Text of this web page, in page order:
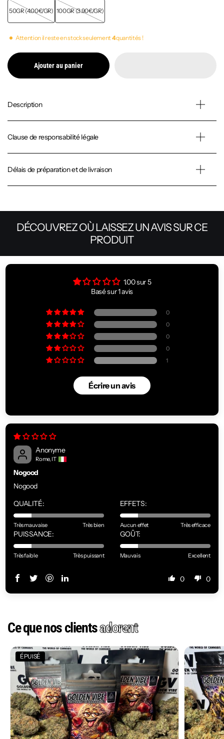
50GR (4.00€/GR) 100GR (3.90€/GR)
Attention il reste en stock seulement4quantités !
Ajouter au panier
Description
Clause de responsabilité légale
Délais de préparation et de livraison
DÉCOUVREZ OÙ LAISSEZ UN AVIS SUR CE
PRODUIT
1.00 sur 5
Basé sur 1 avis
0
0
0
0
1
Écrire un avis
Anonyme
Rome, IT
Nogood
Nogood
QUALITÉ:
Très mauvaise Très bien
EFFETS:
Aucun effet Très efficace
PUISSANCE:
Très faible Très puissant
GOÛT:
Mauvais Excellent
0 0
Ce que nos clientsadorent
ÉPUISÉ